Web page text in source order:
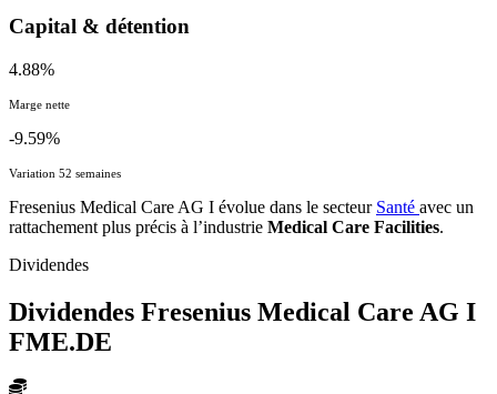
Capital & détention
4.88%
Marge nette
-9.59%
Variation 52 semaines
Fresenius Medical Care AG I évolue dans le secteur Santé avec un
rattachement plus précis à l’industrie Medical Care Facilities.
Dividendes
Dividendes Fresenius Medical Care AG I
FME.DE